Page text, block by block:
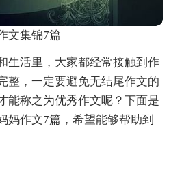
文集锦7篇
生活里，大家都经常接触到作
整，一定要避免无结尾作文的
能称之为优秀作文呢？下面是
妈作文7篇，希望能够帮助到